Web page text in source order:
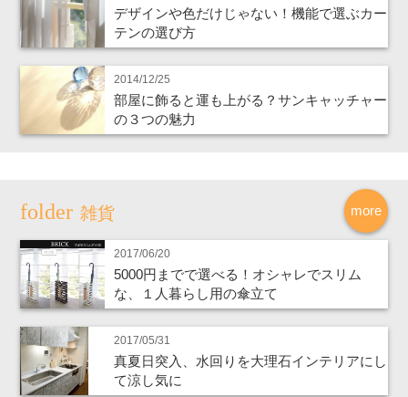
デザインや色だけじゃない！機能で選ぶカー
テンの選び方
2014/12/25
部屋に飾ると運も上がる？サンキャッチャー
の３つの魅力
more
雑貨
2017/06/20
5000円までで選べる！オシャレでスリム
な、１人暮らし用の傘立て
2017/05/31
真夏日突入、水回りを大理石インテリアにし
て涼し気に